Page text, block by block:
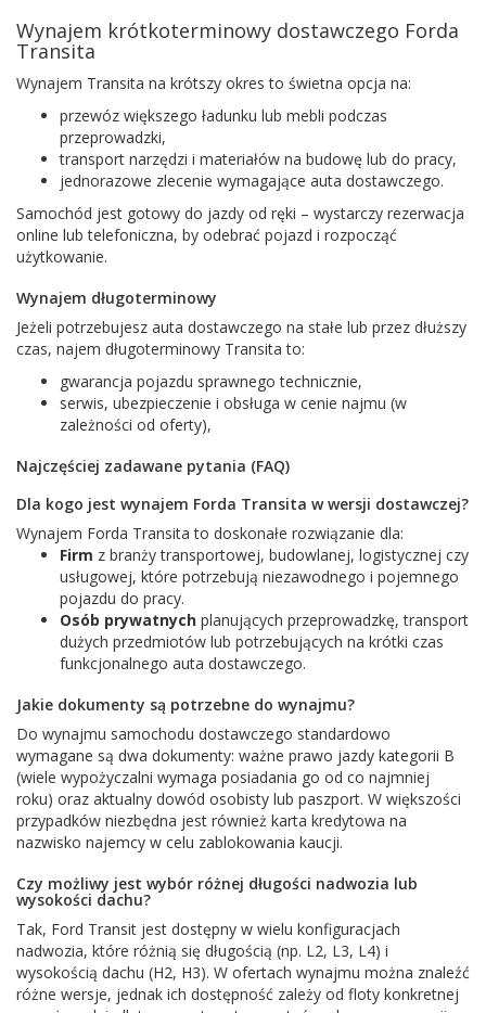
Wynajem krótkoterminowy dostawczego Forda
Transita
Wynajem Transita na krótszy okres to świetna opcja na:
przewóz większego ładunku lub mebli podczas
przeprowadzki,
transport narzędzi i materiałów na budowę lub do pracy,
jednorazowe zlecenie wymagające auta dostawczego.
Samochód jest gotowy do jazdy od ręki – wystarczy rezerwacja
online lub telefoniczna, by odebrać pojazd i rozpocząć
użytkowanie.
Wynajem długoterminowy
Jeżeli potrzebujesz auta dostawczego na stałe lub przez dłuższy
czas, najem długoterminowy Transita to:
gwarancja pojazdu sprawnego technicznie,
serwis, ubezpieczenie i obsługa w cenie najmu (w
zależności od oferty),
Najczęściej zadawane pytania (FAQ)
Dla kogo jest wynajem Forda Transita w wersji dostawczej?
Wynajem Forda Transita to doskonałe rozwiązanie dla:
Firm z branży transportowej, budowlanej, logistycznej czy
usługowej, które potrzebują niezawodnego i pojemnego
pojazdu do pracy.
Osób prywatnych planujących przeprowadzkę, transport
dużych przedmiotów lub potrzebujących na krótki czas
funkcjonalnego auta dostawczego.
Jakie dokumenty są potrzebne do wynajmu?
Do wynajmu samochodu dostawczego standardowo
wymagane są dwa dokumenty: ważne prawo jazdy kategorii B
(wiele wypożyczalni wymaga posiadania go od co najmniej
roku) oraz aktualny dowód osobisty lub paszport. W większości
przypadków niezbędna jest również karta kredytowa na
nazwisko najemcy w celu zablokowania kaucji.
Czy możliwy jest wybór różnej długości nadwozia lub
wysokości dachu?
Tak, Ford Transit jest dostępny w wielu konfiguracjach
nadwozia, które różnią się długością (np. L2, L3, L4) i
wysokością dachu (H2, H3). W ofertach wynajmu można znaleźć
różne wersje, jednak ich dostępność zależy od floty konkretnej